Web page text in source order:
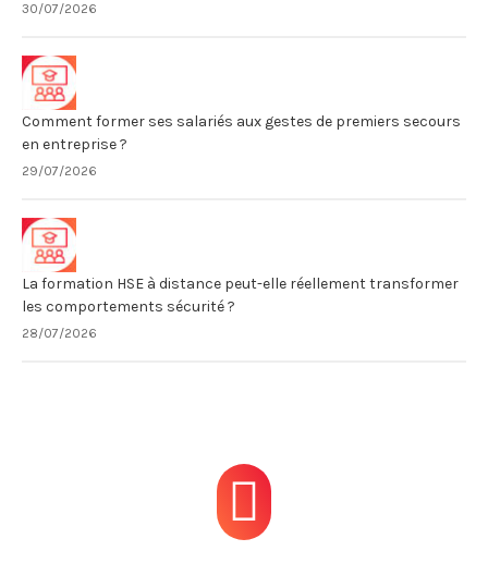
30/07/2026
Comment former ses salariés aux gestes de premiers secours
en entreprise ?
29/07/2026
La formation HSE à distance peut-elle réellement transformer
les comportements sécurité ?
28/07/2026